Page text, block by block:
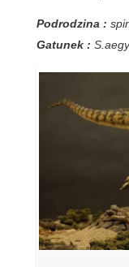
Podrodzina :
Gatunek :